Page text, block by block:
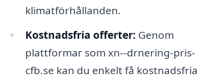
klimatförhållanden.
Kostnadsfria offerter: Genom
plattformar som xn--drnering-pris-
cfb.se kan du enkelt få kostnadsfria